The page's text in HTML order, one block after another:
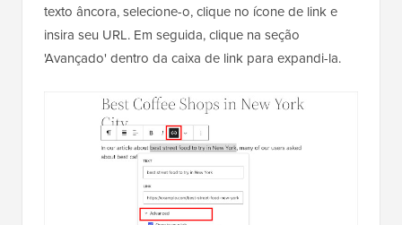
texto âncora, selecione-o, clique no ícone de link e
insira seu URL. Em seguida, clique na seção
'Avançado' dentro da caixa de link para expandi-la.